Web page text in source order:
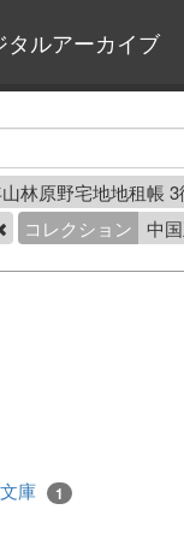
タルアーカイブ
林原野宅地地租帳
コレクション 中
庫 1